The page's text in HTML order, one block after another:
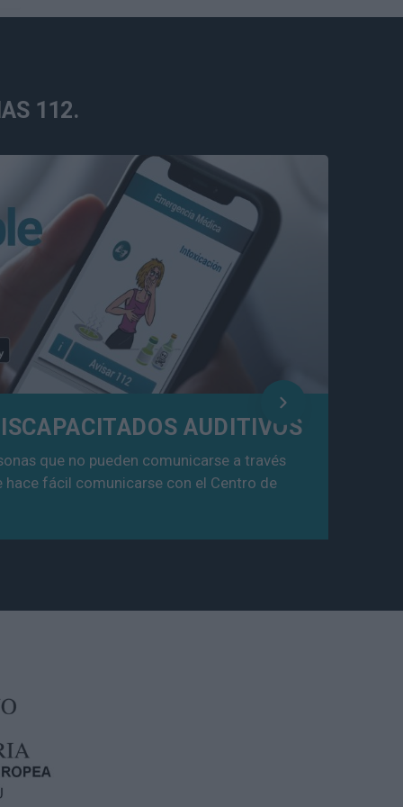
112.
AUDITIVOS
que no pueden comunicarse a través
hace fácil comunicarse con el Centro de